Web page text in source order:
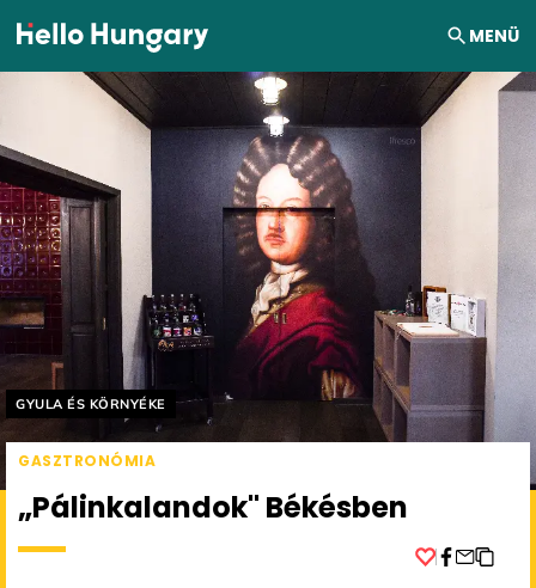
Ugrás a tartalomhoz MENÜ
Helyszín címkék:
GYULA ÉS KÖRNYÉKE
GASZTRONÓMIA
„Pálinkalandok" Békésben